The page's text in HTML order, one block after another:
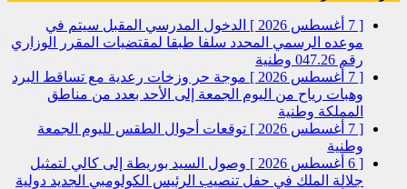
[ 7 أغسطس 2026 ]
الدخول المدرسي المقبل سیتم في
موعده الرسمي المحدد سلفا طبقا لمقتضیات المقرر الوزاري
رقم 047.26
وطنية
[ 7 أغسطس 2026 ]
موجة حر وزخات رعدية مع تساقط البرد
وهبات رياح من اليوم الجمعة إلى الأحد بعدد من مناطق
المملكة وطنية
[ 7 أغسطس 2026 ]
توقعات أحوال الطقس لليوم الجمعة
وطنية
[ 6 أغسطس 2026 ]
وصول السيد بوريطة إلى كالي لتمثيل
جلالة الملك في حفل تنصيب الرئيس الكولومبي الجديد دولية